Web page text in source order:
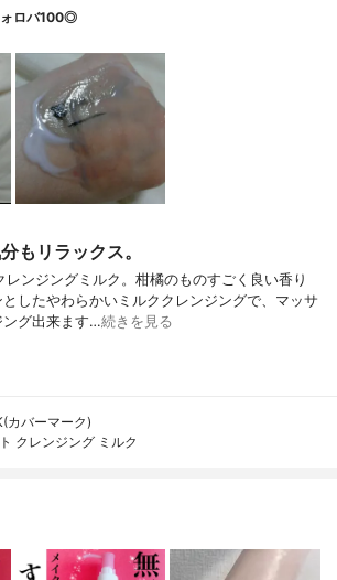
ロバ100◎
もリラックス。
ンジングミルク。柑橘のものすごく良い香り
したやわらかいミルククレンジングで、マッサ
ング出来ます…続きを見る
カバーマーク)
クレンジング ミルク